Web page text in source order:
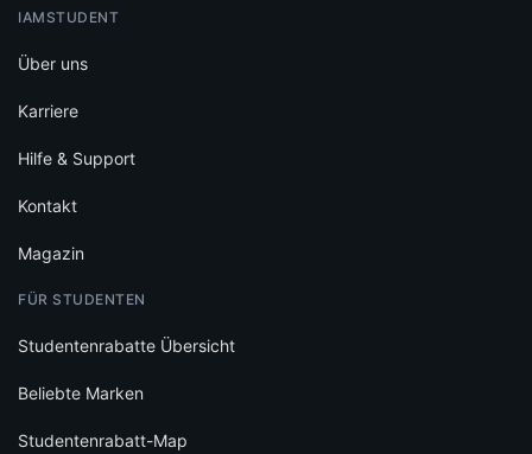
IAMSTUDENT
Über uns
Karriere
Hilfe & Support
Kontakt
Magazin
FÜR STUDENTEN
Studentenrabatte Übersicht
Beliebte Marken
Studentenrabatt-Map